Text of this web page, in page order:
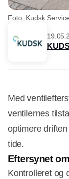
Foto: Kudsk Service
Med
ventilernes
optimere
tide.
Eftersynet
Kontrolleret og